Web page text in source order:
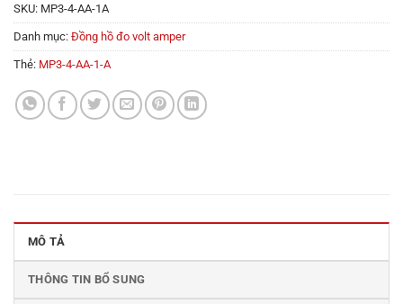
SKU: MP3-4-AA-1A
Danh mục: Đồng hồ đo volt amper
Thẻ: MP3-4-AA-1-A
MÔ TẢ
THÔNG TIN BỔ SUNG